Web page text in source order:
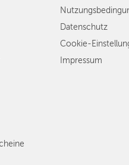
Datenschutz
Cookie-
Impressum